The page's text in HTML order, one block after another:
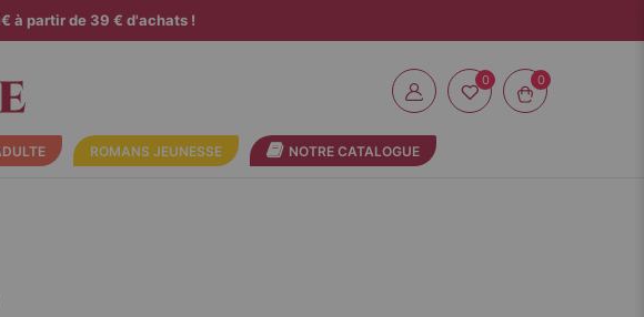
à partir de 39 € d'achats !
0
ROMANS JEUNESSE NOTRE CATALOGUE